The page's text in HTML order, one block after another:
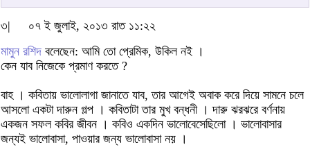
৩|
০৭ ই জুলাই, ২০১৩ রাত ১১:২২
মামুন রশিদ বলেছেন: আমি তো প্রেমিক, উকিল নই ।
কেন যাব নিজেকে প্রমাণ করতে ?
বাহ । কবিতায় ভালোলাগা জানাতে যাব, তার আগেই অবাক করে দিয়ে সামনে চলে
আসলো একটা দারুন গল্প । কবিতাটা তার মুখ বন্ধনী । দারু ঝরঝরে বর্ণনায়
একজন সফল কবির জীবন । কবিও একদিন ভালোবেসেছিলো । ভালোবাসার
জন্যই ভালোবাসা, পাওয়ার জন্য ভালোবাসা নয় ।